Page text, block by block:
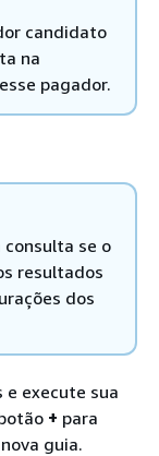
candidato
na
pagador.
consulta se o
resultados
dos
execute sua
+ para
guia.